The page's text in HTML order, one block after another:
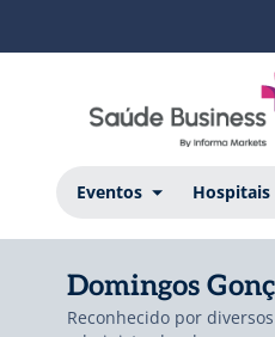
Eventos Hospitais
Domingos
Reconhecido por